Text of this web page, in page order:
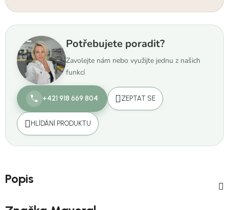
Potřebujete poradit?
Zavolejte nám nebo využijte jednu z našich
funkcí
+421 918 669 804 ZEPTAT SE
HLÍDÁNÍ PRODUKTU
Popis